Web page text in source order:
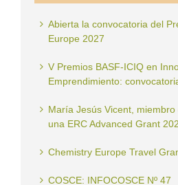
Abierta la convocatoria del
Europe 2027
V Premios BASF-ICIQ en
Emprendimiento:
María Jesús Vicent, miembro
una ERC Advanced Grant
Chemistry Europe Travel
COSCE: INFOCOSCE Nº 47